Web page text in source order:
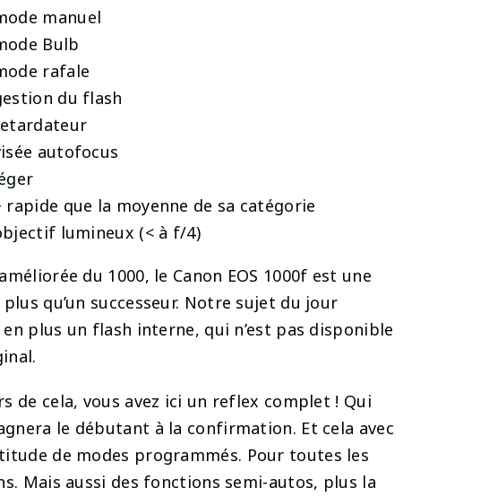
manuel
Bulb
rafale
du flash
autofocus
rapide que la moyenne de sa catégorie
lumineux (< à f/4)
du 1000, le Canon EOS 1000f est une
qu’un successeur. Notre sujet du jour
plus un flash interne, qui n’est pas disponible
de cela, vous avez ici un reflex complet ! Qui
le débutant à la confirmation. Et cela avec
de modes programmés. Pour toutes les
Mais aussi des fonctions semi-autos, plus la